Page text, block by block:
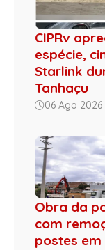
CIPRv
espécie,
Starlink
Tanhaçu
06 Ago 2026
Obra da
com
postes